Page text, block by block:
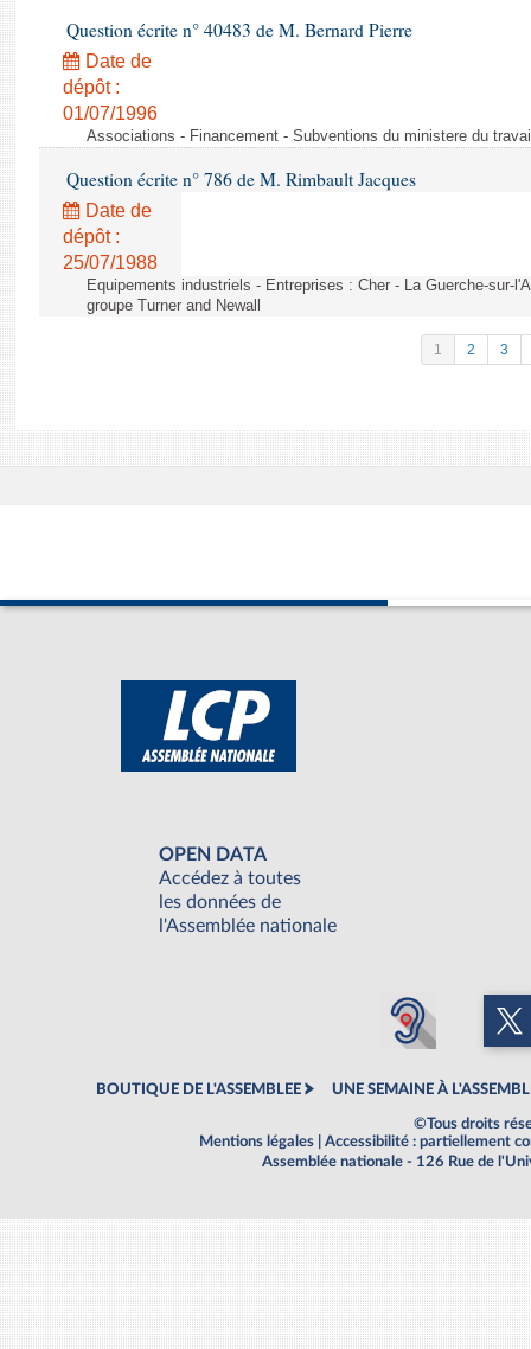
Question écrite n° 40483 de M. Bernard Pierre
Date de
dépôt :
01/07/1996
Associations - Financement - Subventions du ministere du
Question écrite n° 786 de M. Rimbault Jacques
Date de
dépôt :
25/07/1988
Equipements industriels - Entreprises : Cher - La Guerche-sur-
groupe Turner and Newall
1 2 3
OPEN DATA
Accédez à toutes
les données de
l'Assemblée nationale
BOUTIQUE DE L'ASSEMBLEE UNE SEMAINE À
©Tous droits
Mentions légales
Accessibilité : partiellement
Assemblée nationale - 126 Rue de